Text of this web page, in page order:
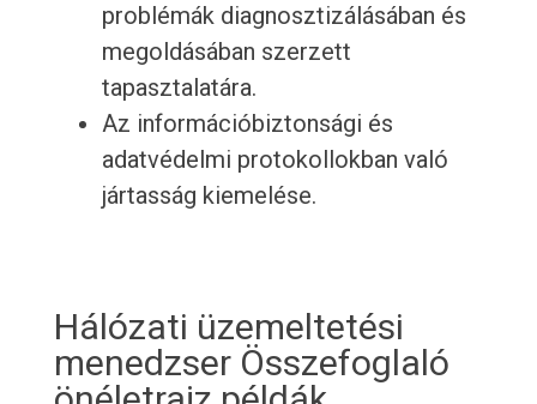
problémák diagnosztizálásában és
megoldásában szerzett
tapasztalatára.
Az információbiztonsági és
adatvédelmi protokollokban való
jártasság kiemelése.
Hálózati üzemeltetési
menedzser Összefoglaló